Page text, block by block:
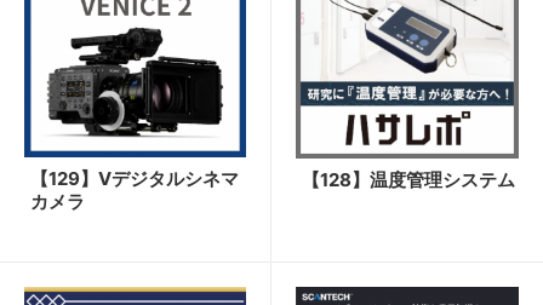
【129】Ⅴデジタルシネマ
カメラ
【128】温度管理システム